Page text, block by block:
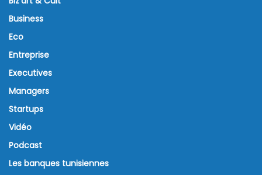
Business
Eco
Entreprise
Executives
Managers
Startups
Vidéo
Podcast
Les banques tunisiennes